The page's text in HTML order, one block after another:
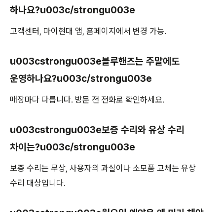
하나요?u003c/strongu003e
고객센터, 마이현대 앱, 홈페이지에서 변경 가능.
u003cstrongu003e블루핸즈는 주말에도
운영하나요?u003c/strongu003e
매장마다 다릅니다. 방문 전 전화로 확인하세요.
u003cstrongu003e보증 수리와 유상 수리
차이는?u003c/strongu003e
보증 수리는 무상, 사용자의 과실이나 소모품 교체는 유상
수리 대상입니다.